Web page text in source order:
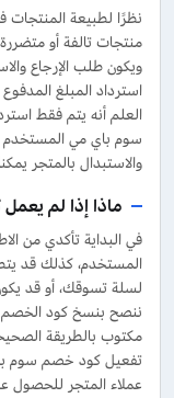
نظرًا لطبيعة المنتجات
منتجات تالفة أو
العلم أنه يتم فقط
سوم باي مي المستخدم
والاستبدال بالمتجر
ماذا إذا لم
في البداية تأكدي من
المستخدم، كذلك قد
لسلة تسوقك، أو قد
ننصح بنسخ كود الخصم
مكتوب بالطريقة
تفعيل كود خصم سوم
عملاء المتجر للحصول